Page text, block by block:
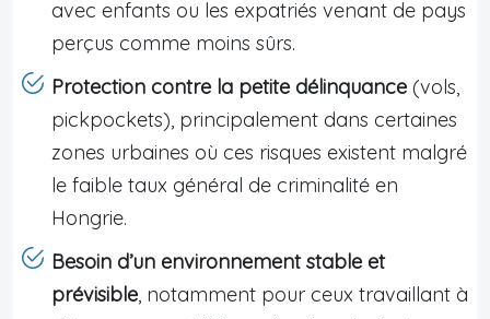
avec enfants ou les expatriés venant de pays
perçus comme moins sûrs.
Protection contre la petite délinquance (vols,
pickpockets), principalement dans certaines
zones urbaines où ces risques existent malgré
le faible taux général de criminalité en
Hongrie.
Besoin d’un environnement stable et
prévisible, notamment pour ceux travaillant à